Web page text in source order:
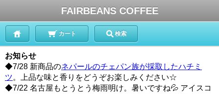
FAIRBEANS COFFEE
カート 検索
お知らせ
◆7/28 新商品のネパールのチェパン族が採取したハチミ
ツ。上品な味と香りをどうぞお楽しみください☆
◆7/22 名古屋もとうとう梅雨明け。暑いですね💦 アイスコ